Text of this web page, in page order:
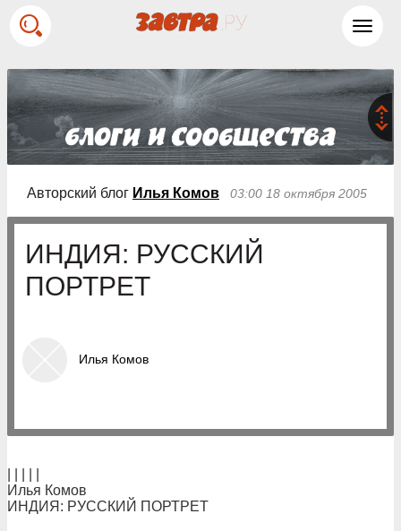
Авторский блог Илья Комов 03:00 18 октября 2005
ИНДИЯ: РУССКИЙ
ПОРТРЕТ
Илья Комов
Илья Комов
ИНДИЯ: РУССКИЙ ПОРТРЕТ